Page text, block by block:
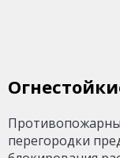
перегородки